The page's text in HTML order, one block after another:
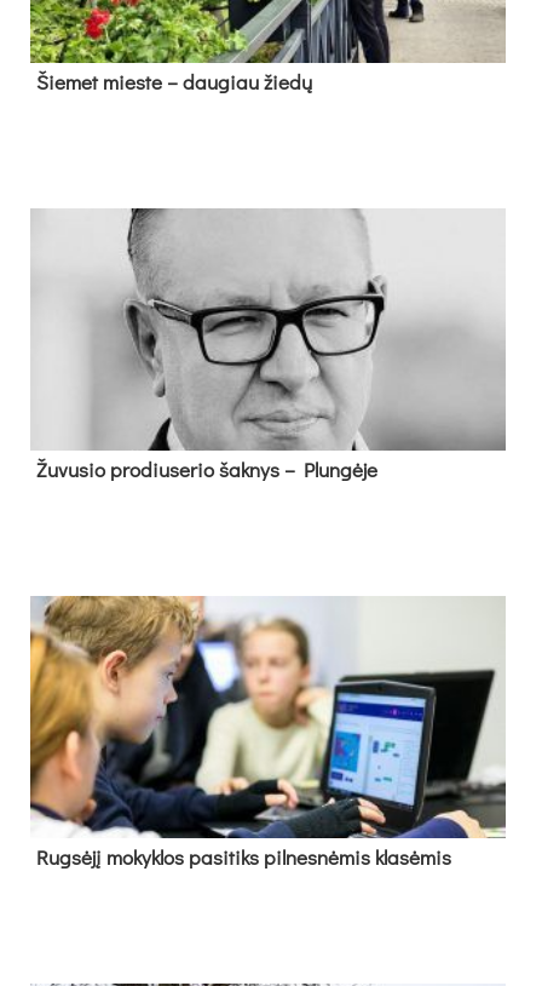
Šie­met mies­te – dau­giau žie­dų
Žu­vu­sio pro­diu­se­rio šak­nys – Plun­gė­je
Rug­sė­jį mo­kyk­los pa­si­tiks pil­nes­nė­mis kla­sė­mis